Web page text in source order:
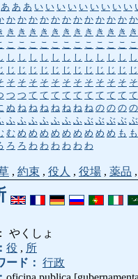
あ あ あ い い い い い い い い い
か か か か か か か か か か か か
き き き き き き き き き き き き
こ こ こ こ こ こ こ こ こ こ こ こ
し し し し し し し し し し し し
じ じ じ じ じ じ じ じ じ じ じ じ
そ そ そ そ そ そ そ そ そ そ そ そ
つ つ て て て て て て て て て て
ぬ ね ね ね ね ね ね ね の の の の
ふ ふ ふ ふ ふ ふ ふ ぶ ぶ ぶ ぶ ぶ
む め め め め め め め め め も も
ろ ろ わ わ わ わ わ わ
, 約束 , 役人 , 役場 , 薬品 ,
やくしょ
役 , 所
ード： 行政